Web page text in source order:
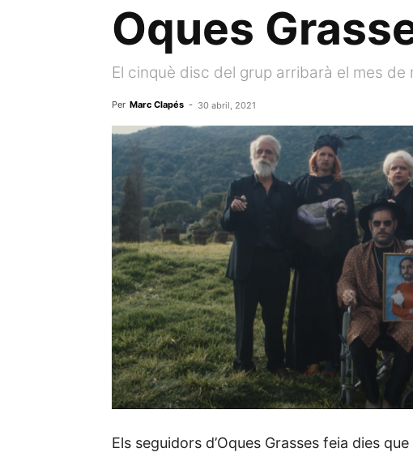
Oques
El cinquè disc del grup arribarà el mes de
Per Marc Clapés - 30 abril, 2021
Els seguidors d’Oques Grasses feia dies